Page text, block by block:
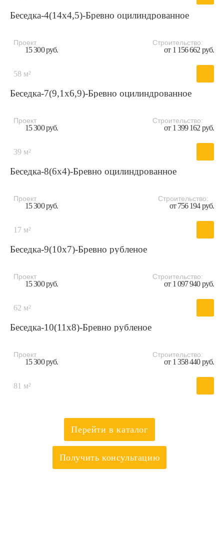
Беседка-4(14x4,5)-Бревно оцилиндрованное
Проект
15 300 руб.
Строительство:
от 1 156 662 руб.
58 м²
Беседка-7(9,1x6,9)-Бревно оцилиндрованное
Проект
15 300 руб.
Строительство:
от 1 399 162 руб.
39 м²
Беседка-8(6x4)-Бревно оцилиндрованное
Проект
15 300 руб.
Строительство:
от 756 194 руб.
17 м²
Беседка-9(10x7)-Бревно рубленое
Проект
15 300 руб.
Строительство:
от 1 097 940 руб.
62 м²
Беседка-10(11x8)-Бревно рубленое
Проект
15 300 руб.
Строительство:
от 1 358 440 руб.
81 м²
Перейти в каталог
Получить консультацию